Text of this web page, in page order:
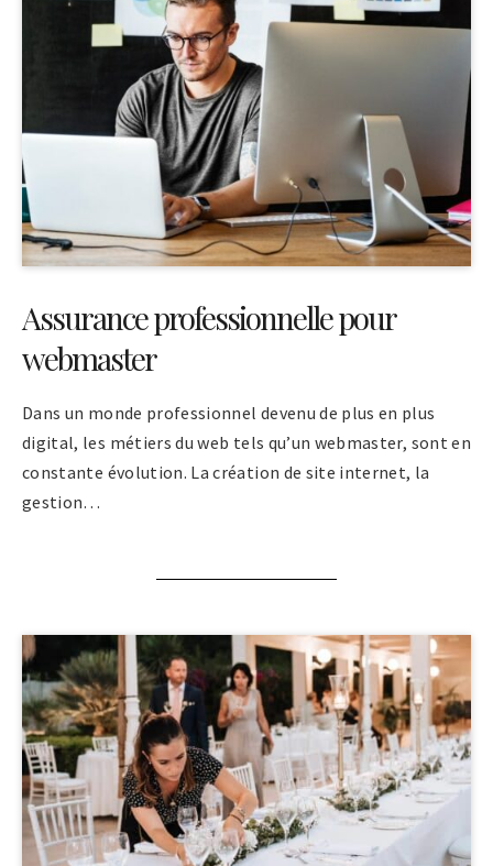
Assurance professionnelle pour
webmaster
Dans un monde professionnel devenu de plus en plus
digital, les métiers du web tels qu’un webmaster, sont en
constante évolution. La création de site internet, la
gestion…